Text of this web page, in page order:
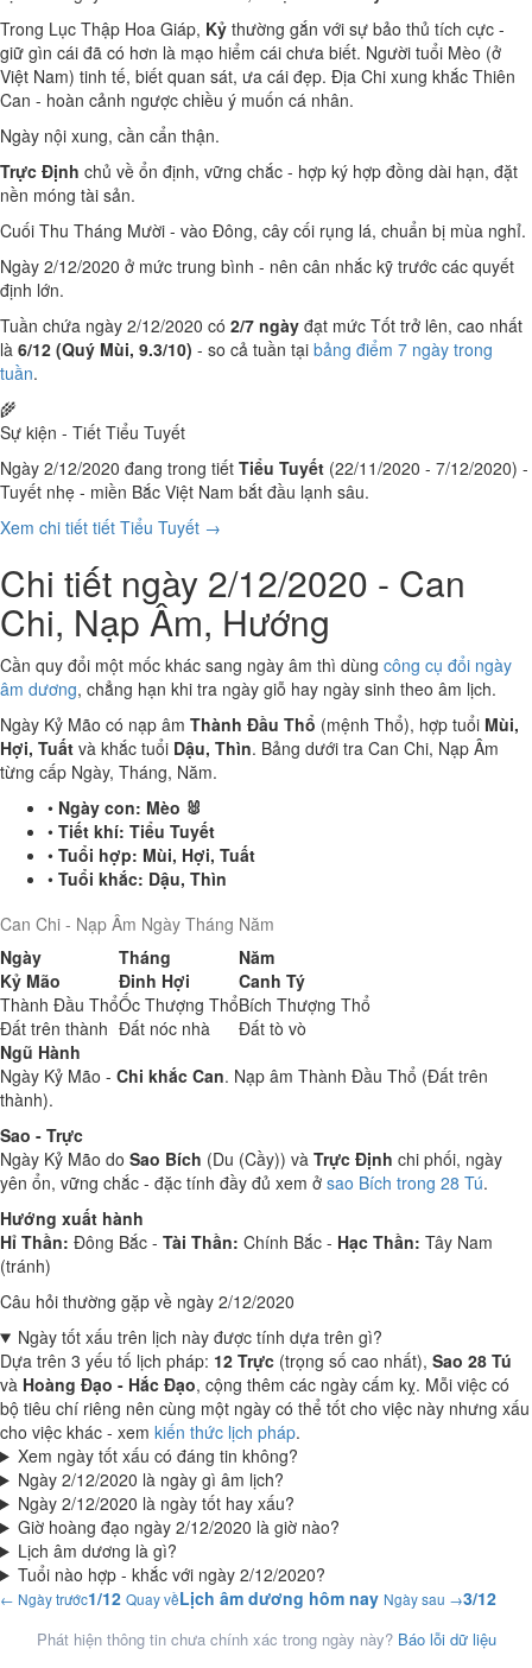
Trong Lục Thập Hoa Giáp, Kỷ thường gắn với sự bảo thủ tích cực -
giữ gìn cái đã có hơn là mạo hiểm cái chưa biết. Người tuổi Mèo (ở
Việt Nam) tinh tế, biết quan sát, ưa cái đẹp. Địa Chi xung khắc Thiên
Can - hoàn cảnh ngược chiều ý muốn cá nhân.
Ngày nội xung, cần cẩn thận.
Trực Định chủ về ổn định, vững chắc - hợp ký hợp đồng dài hạn, đặt
nền móng tài sản.
Cuối Thu Tháng Mười - vào Đông, cây cối rụng lá, chuẩn bị mùa nghỉ.
Ngày 2/12/2020 ở mức trung bình - nên cân nhắc kỹ trước các quyết
định lớn.
Tuần chứa ngày 2/12/2020 có 2/7 ngày đạt mức Tốt trở lên, cao nhất
là 6/12 (Quý Mùi, 9.3/10) - so cả tuần tại bảng điểm 7 ngày trong
tuần.
🌾
Sự kiện - Tiết Tiểu Tuyết
Ngày 2/12/2020 đang trong tiết Tiểu Tuyết (22/11/2020 - 7/12/2020) -
Tuyết nhẹ - miền Bắc Việt Nam bắt đầu lạnh sâu.
Xem chi tiết tiết Tiểu Tuyết →
Chi tiết ngày 2/12/2020 - Can
Chi, Nạp Âm, Hướng
Cần quy đổi một mốc khác sang ngày âm thì dùng công cụ đổi ngày
âm dương, chẳng hạn khi tra ngày giỗ hay ngày sinh theo âm lịch.
Ngày Kỷ Mão có nạp âm Thành Đầu Thổ (mệnh Thổ), hợp tuổi Mùi,
Hợi, Tuất và khắc tuổi Dậu, Thìn. Bảng dưới tra Can Chi, Nạp Âm
từng cấp Ngày, Tháng, Năm.
• Ngày con: Mèo 🐰
• Tiết khí: Tiểu Tuyết
• Tuổi hợp: Mùi, Hợi, Tuất
• Tuổi khắc: Dậu, Thìn
Can Chi - Nạp Âm Ngày Tháng Năm
Ngày
Tháng
Năm
Kỷ Mão
Đinh Hợi
Canh Tý
Thành Đầu ThổỐc Thượng ThổBích Thượng Thổ
Đất trên thành Đất nóc nhà
Đất tò vò
Ngũ Hành
Ngày Kỷ Mão - Chi khắc Can. Nạp âm Thành Đầu Thổ (Đất trên
thành).
Sao - Trực
Ngày Kỷ Mão do Sao Bích (Du (Cầy)) và Trực Định chi phối, ngày
yên ổn, vững chắc - đặc tính đầy đủ xem ở sao Bích trong 28 Tú.
Hướng xuất hành
Hỉ Thần: Đông Bắc - Tài Thần: Chính Bắc - Hạc Thần: Tây Nam
(tránh)
Câu hỏi thường gặp về ngày 2/12/2020
Ngày tốt xấu trên lịch này được tính dựa trên gì?
Dựa trên 3 yếu tố lịch pháp: 12 Trực (trọng số cao nhất), Sao 28 Tú
và Hoàng Đạo - Hắc Đạo, cộng thêm các ngày cấm kỵ. Mỗi việc có
bộ tiêu chí riêng nên cùng một ngày có thể tốt cho việc này nhưng xấu
cho việc khác - xem kiến thức lịch pháp.
Xem ngày tốt xấu có đáng tin không?
Ngày 2/12/2020 là ngày gì âm lịch?
Ngày 2/12/2020 là ngày tốt hay xấu?
Giờ hoàng đạo ngày 2/12/2020 là giờ nào?
Lịch âm dương là gì?
Tuổi nào hợp - khắc với ngày 2/12/2020?
← Ngày trước1/12 Quay vềLịch âm dương hôm nay Ngày sau →3/12
Phát hiện thông tin chưa chính xác trong ngày này? Báo lỗi dữ liệu